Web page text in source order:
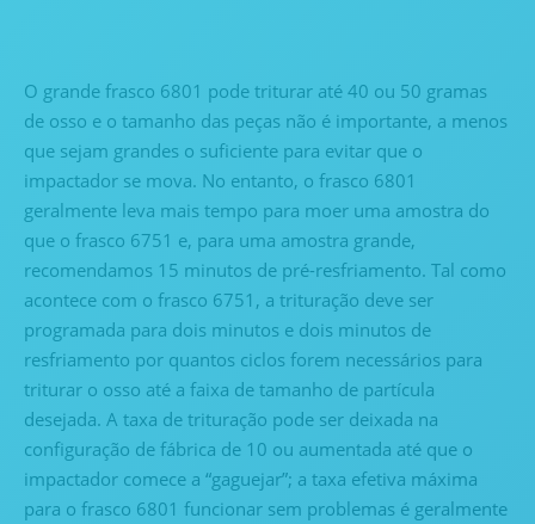
O grande frasco 6801 pode triturar até 40 ou 50 gramas
de osso e o tamanho das peças não é importante, a menos
que sejam grandes o suficiente para evitar que o
impactador se mova. No entanto, o frasco 6801
geralmente leva mais tempo para moer uma amostra do
que o frasco 6751 e, para uma amostra grande,
recomendamos 15 minutos de pré-resfriamento. Tal como
acontece com o frasco 6751, a trituração deve ser
programada para dois minutos e dois minutos de
resfriamento por quantos ciclos forem necessários para
triturar o osso até a faixa de tamanho de partícula
desejada. A taxa de trituração pode ser deixada na
configuração de fábrica de 10 ou aumentada até que o
impactador comece a “gaguejar”; a taxa efetiva máxima
para o frasco 6801 funcionar sem problemas é geralmente